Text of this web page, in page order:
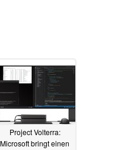
Project Volterra:
Microsoft bringt einen